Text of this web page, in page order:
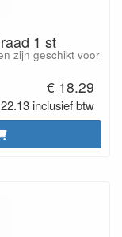
1 st
zijn geschikt voor
€ 18.29
inclusief btw